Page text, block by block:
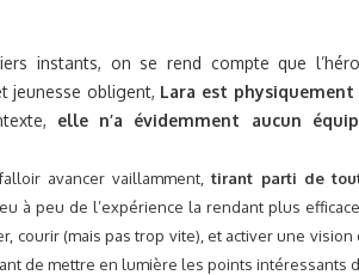
instants, on se rend compte que
jeunesse obligent, Lara est physiquement
elle n’a évidemment aucun
avancer vaillamment,tirant parti de
à peu de l’expérience la rendant plus
courir (mais pas trop vite), et activer une
de mettre en lumière les points intéressants